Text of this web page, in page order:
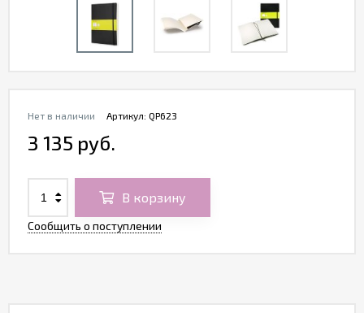
Артикул: QP623
Нет в наличии
3 135 руб.
В корзину
Сообщить о поступлении